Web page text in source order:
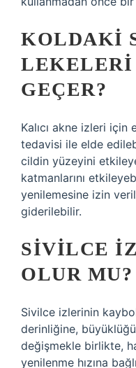
KOLDAKI
LEKELERI
GEÇER?
Kalıcı akne izleri için
tedavisi ile elde
cildin yüzeyini
katmanlarını
yenilemesine izin
giderilebilir.
SIVILCE
OLUR MU?
Sivilce izlerinin
derinliğine,
değişmekle birlikte,
yenilenme hızına